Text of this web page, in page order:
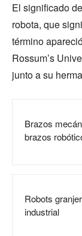
El significado
robota, que
término
Rossum’s
junto a su
Brazos
brazos
Robots
industrial